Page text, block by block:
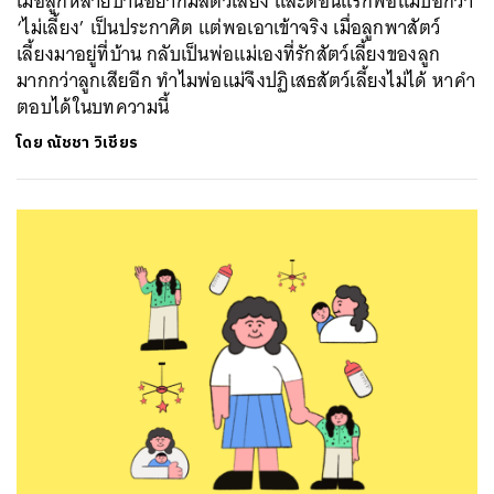
‘ไม่เลี้ยง’ เป็นประกาศิต แต่พอเอาเข้าจริง เมื่อลูกพาสัตว์
เลี้ยงมาอยู่ที่บ้าน กลับเป็นพ่อแม่เองที่รักสัตว์เลี้ยงของลูก
มากกว่าลูกเสียอีก ทำไมพ่อแม่จึงปฏิเสธสัตว์เลี้ยงไม่ได้ หาคำ
ตอบได้ในบทความนี้
โดย ณัชชา วิเชียร